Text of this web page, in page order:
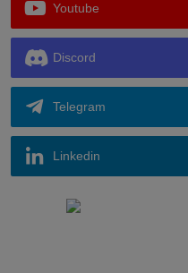
Youtube
Discord
Telegram
Linkedin